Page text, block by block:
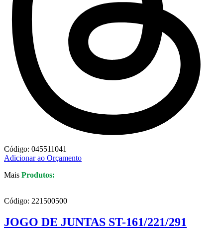
Código: 045511041
Adicionar ao Orçamento
Mais Produtos:
Código: 221500500
JOGO DE JUNTAS ST-161/221/291